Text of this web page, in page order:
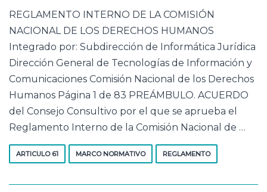
REGLAMENTO INTERNO DE LA COMISIÓN
NACIONAL DE LOS DERECHOS HUMANOS
Integrado por: Subdirección de Informática Jurídica
Dirección General de Tecnologías de Información y
Comunicaciones Comisión Nacional de los Derechos
Humanos Página 1 de 83 PREÁMBULO. ACUERDO
del Consejo Consultivo por el que se aprueba el
Reglamento Interno de la Comisión Nacional de …
ARTICULO 61 MARCO NORMATIVO REGLAMENTO